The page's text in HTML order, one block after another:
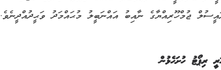
ޖުމްހޫރިއްޔާގެ ނާއިބު އައްނަބީލު މުޙައްމަދު ވަޙީދުއްދީނެވެ.
ރިޕޯޓު ހުށަހެޅުން